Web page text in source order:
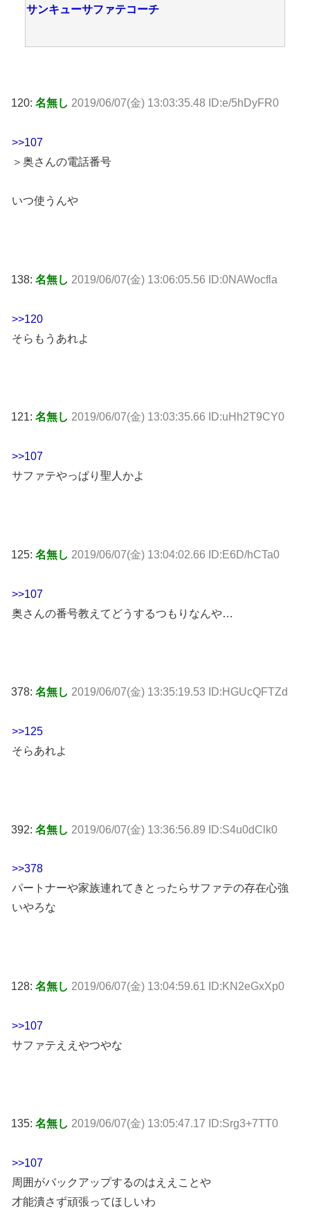
サンキューサファテコーチ
120: 名無し 2019/06/07(金) 13:03:35.48 ID:e/5hDyFR0
>>107
＞奥さんの電話番号
いつ使うんや
138: 名無し 2019/06/07(金) 13:06:05.56 ID:0NAWocfla
>>120
そらもうあれよ
121: 名無し 2019/06/07(金) 13:03:35.66 ID:uHh2T9CY0
>>107
サファテやっぱり聖人かよ
125: 名無し 2019/06/07(金) 13:04:02.66 ID:E6D/hCTa0
>>107
奥さんの番号教えてどうするつもりなんや…
378: 名無し 2019/06/07(金) 13:35:19.53 ID:HGUcQFTZd
>>125
そらあれよ
392: 名無し 2019/06/07(金) 13:36:56.89 ID:S4u0dClk0
>>378
パートナーや家族連れてきとったらサファテの存在心強
いやろな
128: 名無し 2019/06/07(金) 13:04:59.61 ID:KN2eGxXp0
>>107
サファテええやつやな
135: 名無し 2019/06/07(金) 13:05:47.17 ID:Srg3+7TT0
>>107
周囲がバックアップするのはええことや
才能潰さず頑張ってほしいわ